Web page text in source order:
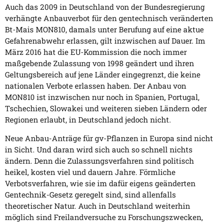
Auch das 2009 in Deutschland von der Bundesregierung
verhängte Anbauverbot für den gentechnisch veränderten
Bt-Mais MON810, damals unter Berufung auf eine aktue
Gefahrenabwehr erlassen, gilt inzwischen auf Dauer. Im
März 2016 hat die EU-Kommission die noch immer
maßgebende Zulassung von 1998 geändert und ihren
Geltungsbereich auf jene Länder eingegrenzt, die keine
nationalen Verbote erlassen haben. Der Anbau von
MON810 ist inzwischen nur noch in Spanien, Portugal,
Tschechien, Slowakei und weiteren sieben Ländern oder
Regionen erlaubt, in Deutschland jedoch nicht.
Neue Anbau-Anträge für gv-Pflanzen in Europa sind nicht
in Sicht. Und daran wird sich auch so schnell nichts
ändern. Denn die Zulassungsverfahren sind politisch
heikel, kosten viel und dauern Jahre. Förmliche
Verbotsverfahren, wie sie im dafür eigens geänderten
Gentechnik-Gesetz geregelt sind, sind allenfalls
theoretischer Natur. Auch in Deutschland weiterhin
möglich sind Freilandversuche zu Forschungszwecken,